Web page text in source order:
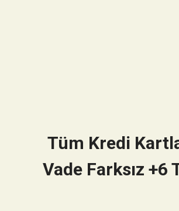
Tüm Kredi
Vade Farksız +6